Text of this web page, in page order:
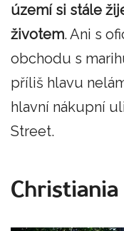
území si stále
životem. Ani s
obchodu s
příliš hlavu
hlavní nákupní
Street.